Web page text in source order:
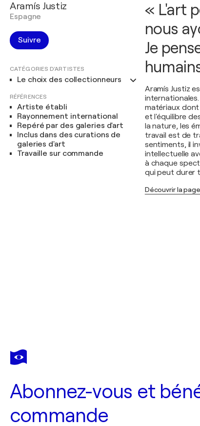
Aramís Justiz
Espagne
Suivre
CATÉGORIES D'ARTISTES
Le choix des collectionneurs
RÉFÉRENCES
Artiste établi
Rayonnement international
Repéré par des galeries d'art
Inclus dans des curations de
galeries d'art
Travaille sur commande
« L'art
nous
Je
Aramís Justiz
matériaux dont
et l'équilibre
la nature, les
travail est de
sentiments, il
intellectuelle
à chaque
qui peut durer
Découvrir la
Abonnez-vous et
commande